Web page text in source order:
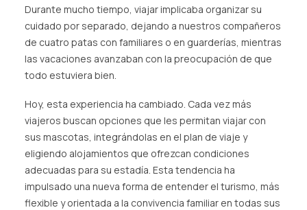
Durante mucho tiempo, viajar implicaba organizar su
cuidado por separado, dejando a nuestros compañeros
de cuatro patas con familiares o en guarderías, mientras
las vacaciones avanzaban con la preocupación de que
todo estuviera bien.
Hoy, esta experiencia ha cambiado. Cada vez más
viajeros buscan opciones que les permitan viajar con
sus mascotas, integrándolas en el plan de viaje y
eligiendo alojamientos que ofrezcan condiciones
adecuadas para su estadía. Esta tendencia ha
impulsado una nueva forma de entender el turismo, más
flexible y orientada a la convivencia familiar en todas sus